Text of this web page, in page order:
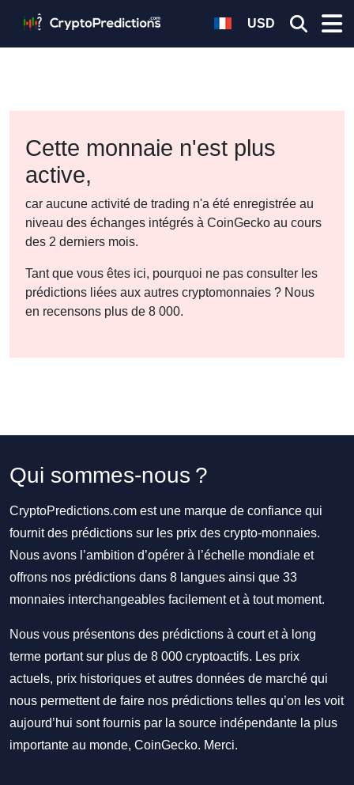
USD
Cette monnaie n'est plus
active,
car aucune activité de trading n'a été enregistrée au
niveau des échanges intégrés à CoinGecko au cours
des 2 derniers mois.
Tant que vous êtes ici, pourquoi ne pas consulter les
prédictions liées aux autres cryptomonnaies ? Nous
en recensons plus de 8 000.
Qui sommes-nous ?
CryptoPredictions.com est une marque de confiance qui
fournit des prédictions sur les prix des crypto-monnaies.
Nous avons l’ambition d’opérer à l’échelle mondiale et
offrons nos prédictions dans 8 langues ainsi que 33
monnaies interchangeables facilement et à tout moment.
Nous vous présentons des prédictions à court et à long
terme portant sur plus de 8 000 cryptoactifs. Les prix
actuels, prix historiques et autres données de marché qui
nous permettent de faire nos prédictions telles qu’on les voit
aujourd’hui sont fournis par la source indépendante la plus
importante au monde, CoinGecko. Merci.